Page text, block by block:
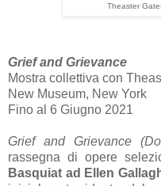
Theaster
Grief and Grievance
Mostra collettiva con
New Museum, New York
Fino al 6 Giugno 2021
Grief and Grievance
rassegna di opere
Basquiat ad Ellen